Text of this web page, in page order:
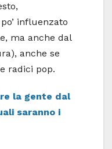
influenzato
ma anche dal
anche se
radici pop.
la gente dal
saranno i